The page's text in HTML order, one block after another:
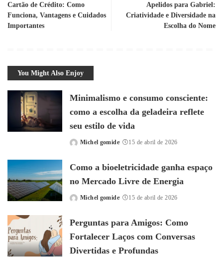
Cartão de Crédito: Como
Funciona, Vantagens e Cuidados
Importantes
Apelidos para Gabriel:
Criatividade e Diversidade na
Escolha do Nome
You Might Also Enjoy
Minimalismo e consumo consciente:
como a escolha da geladeira reflete
seu estilo de vida
Posted
Michel gomide 15 de abril de 2026
Como a bioeletricidade ganha espaço
no Mercado Livre de Energia
Posted
Michel gomide 15 de abril de 2026
Perguntas para Amigos: Como
Fortalecer Laços com Conversas
Divertidas e Profundas